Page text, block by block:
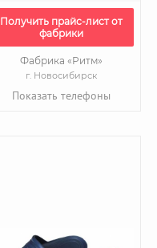
Получить прайс-лист от
фабрики
Фабрика «Ритм»
г. Новосибирск
Показать телефоны